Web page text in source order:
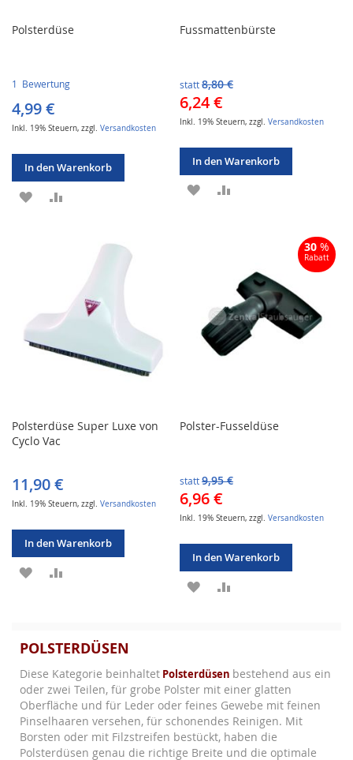
Polsterdüse
1 Bewertung
4,99 €
Inkl. 19% Steuern, zzgl. Versandkosten
In den Warenkorb
ZUR
HINZUFÜGENHINZUFÜGEN
Fussmattenbürste
statt8,80 €
Sonderangebot
6,24 €
Inkl. 19% Steuern,zzgl.Versandkosten
In den Warenkorb
ZUR
HINZUFÜGEN
Polsterdüse Super Luxe von
Cyclo Vac
11,90 €
Inkl. 19% Steuern, zzgl. Versandkosten
In den Warenkorb
ZUR
30 %
Rabatt
Polster-Fusseldüse
statt9,95 €
Sonderangebot
6,96 €
Inkl. 19% Steuern,zzgl.Versandkosten
In den Warenkorb
ZUR
POLSTERDÜSEN
Diese Kategorie beinhaltet Polsterdüsen bestehend aus ein
oder zwei Teilen, für grobe Polster mit einer glatten
Oberfläche und für Leder oder feines Gewebe mit feinen
Pinselhaaren versehen, für schonendes Reinigen. Mit
Borsten oder mit Filzstreifen bestückt, haben die
Polsterdüsen genau die richtige Breite und die optimale